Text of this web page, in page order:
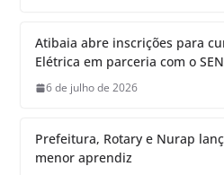
Atibaia abre inscrições para
Elétrica em parceria com o
6 de julho de 2026
Prefeitura, Rotary e Nurap
menor aprendiz